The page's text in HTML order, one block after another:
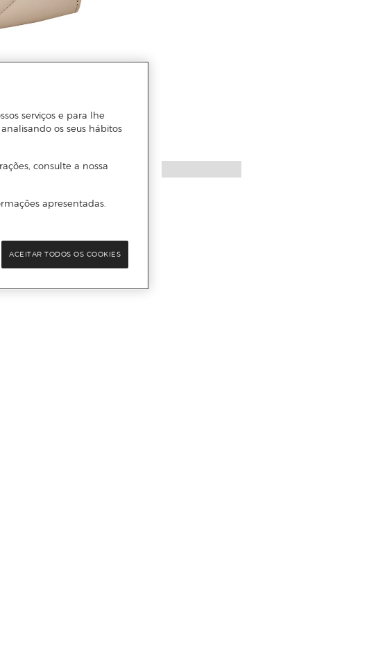
serviços e para lhe
os seus hábitos
consulte a nossa
apresentadas.
ACEITAR TODOS OS COOKIES